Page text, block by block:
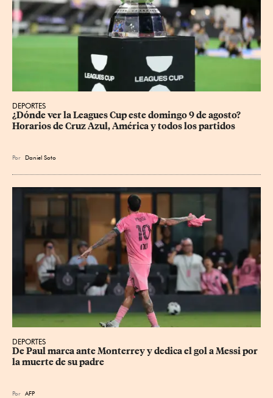
DEPORTES
¿Dónde ver la Leagues Cup este domingo 9 de agosto?
Horarios de Cruz Azul, América y todos los partidos
Por Daniel Soto
DEPORTES
De Paul marca ante Monterrey y dedica el gol a Messi por
la muerte de su padre
Por AFP